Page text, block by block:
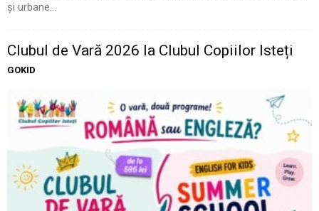
și urbane...
Clubul de Vară 2026 la Clubul Copiilor Isteți
GOKID